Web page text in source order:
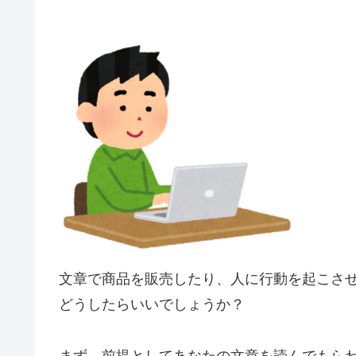
文章で商品を販売したり、人に行動を起こさ
どうしたらいいでしょうか？